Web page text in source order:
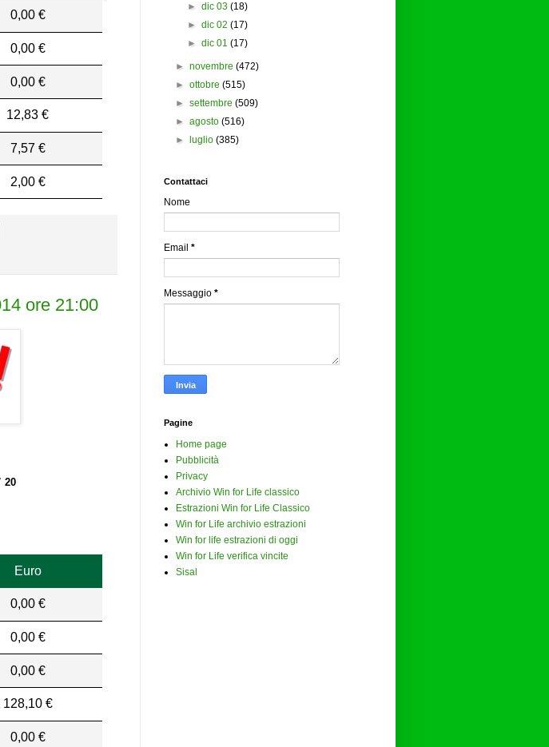
0,00 €
0,00 €
0,00 €
12,83 €
7,57 €
2,00 €
ore 21:00
20
Euro
0,00 €
0,00 €
0,00 €
128,10 €
0,00 €
► dic 03 (18)
► dic 02 (17)
► dic 01 (17)
►novembre (472)
►ottobre (515)
►settembre (509)
►agosto (516)
►
luglio (385)
Contattaci
Nome
Email *
Messaggio *
Pagine
Home page
Pubblicità
Privacy
Archivio Win for Life classico
Estrazioni Win for Life Classico
Win for Life archivio estrazioni
Win for life estrazioni di oggi
Win for Life verifica vincite
Sisal